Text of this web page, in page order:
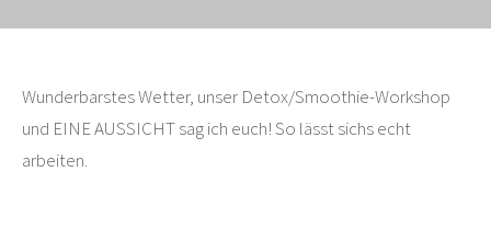
Wunderbarstes Wetter, unser Detox/Smoothie-Workshop
und EINE AUSSICHT sag ich euch! So lässt sichs echt
arbeiten.